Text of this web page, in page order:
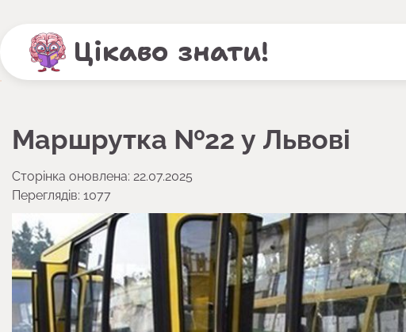
вмісту
Цікаво знати!
Маршрутка №22 у Львові
Сторінка оновлена: 22.07.2025
Переглядів: 1077